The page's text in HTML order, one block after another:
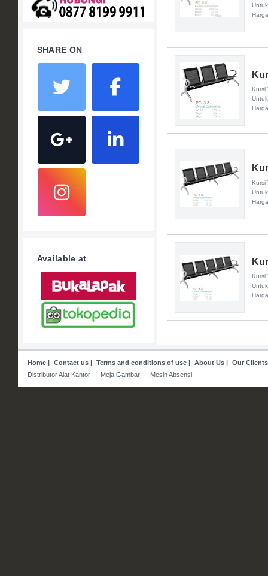
SHARE ON
Available at
Home| Contact us| Terms and conditions of use| About Us| Our Clients
Distributor Alat Kantor — Meja Gambar — Mesin Absensi